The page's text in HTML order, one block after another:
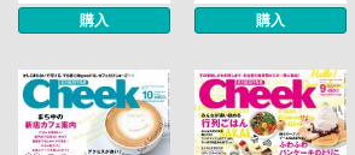
購入 購入